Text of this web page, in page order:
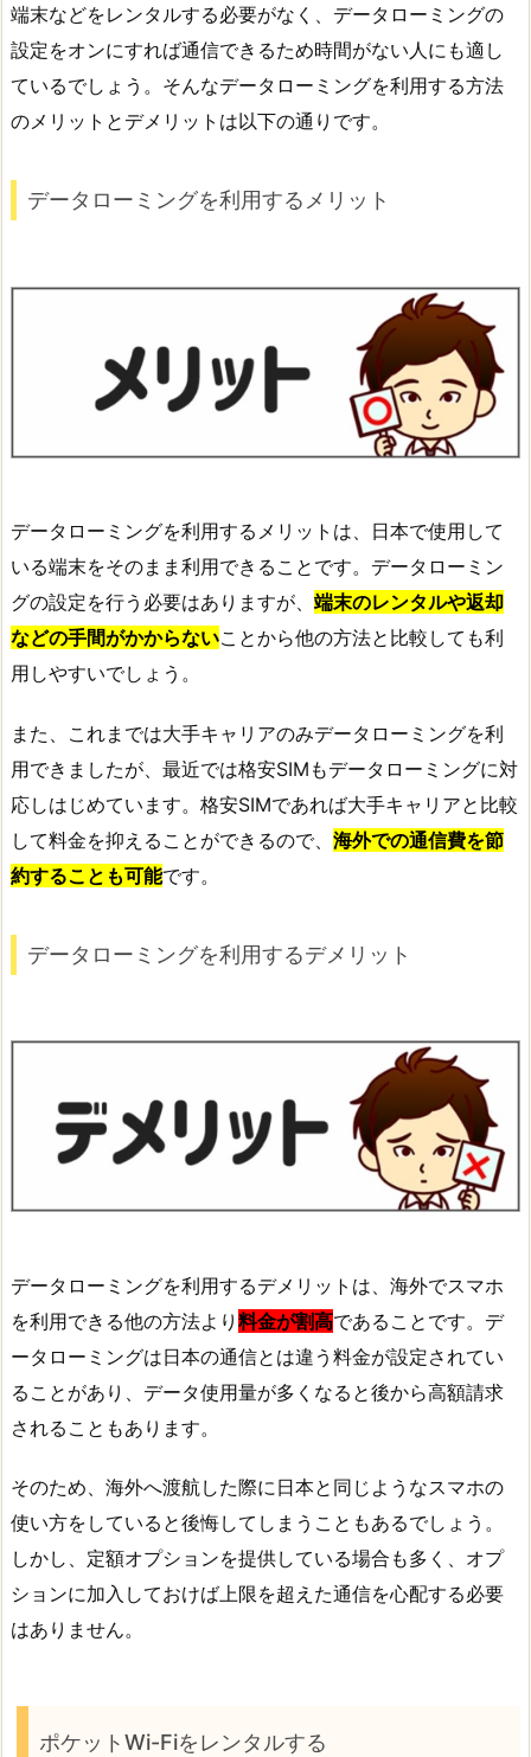
端末などをレンタルする必要がなく、データローミングの
設定をオンにすれば通信できるため時間がない人にも適し
ているでしょう。そんなデータローミングを利用する方法
のメリットとデメリットは以下の通りです。
データローミングを利用するメリット
データローミングを利用するメリットは、日本で使用して
いる端末をそのまま利用できることです。データローミン
グの設定を行う必要はありますが、 端末のレンタルや返却
などの手間がかからないことから他の方法と比較しても利
用しやすいでしょう。
また、これまでは大手キャリアのみデータローミングを利
用できましたが、最近では格安SIMもデータローミングに対
応しはじめています。格安SIMであれば大手キャリアと比較
して料金を抑えることができるので、 海外での通信費を節
約することも可能です。
データローミングを利用するデメリット
データローミングを利用するデメリットは、海外でスマホ
を利用できる他の方法より 料金が割高であることです。デ
ータローミングは日本の通信とは違う料金が設定されてい
ることがあり、データ使用量が多くなると後から高額請求
されることもあります。
そのため、海外へ渡航した際に日本と同じようなスマホの
使い方をしていると後悔してしまうこともあるでしょう。
しかし、定額オプションを提供している場合も多く、オプ
ションに加入しておけば上限を超えた通信を心配する必要
はありません。
ポケットWi-Fiをレンタルする